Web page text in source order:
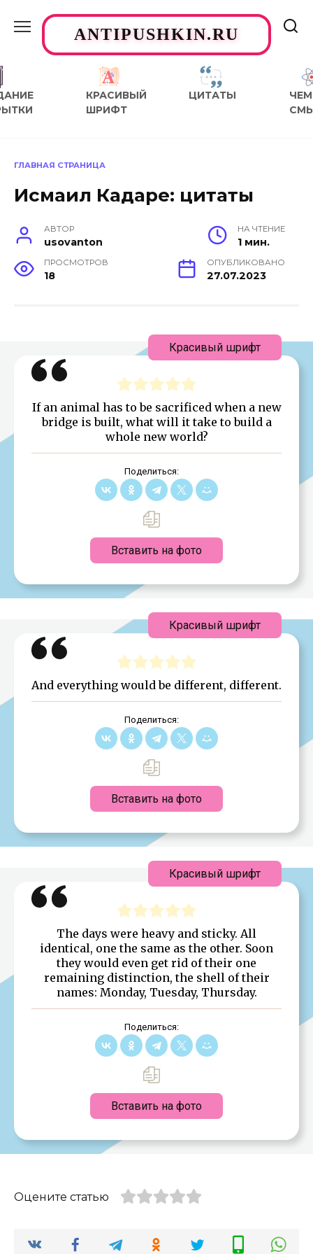
содержаниюANTIPUSHKIN.RU
КРАСИВЫЙ
ШРИФТ
ЦИТАТЫ
ЧЕМ
ГЛАВНАЯ СТРАНИЦА
Исмаил Кадаре: цитаты
АВТОР
usovanton
НА ЧТЕНИЕ
1 мин.
ПРОСМОТРОВ
18
ОПУБЛИКОВАНО
27.07.2023
If an animal has to be sacrificed when a new
bridge is built, what will it take to build a
whole new world?
Поделиться:
Вставить на фото
Красивый шрифт
And everything would be different, different.
Поделиться:
Вставить на фото
Красивый шрифт
The days were heavy and sticky. All
identical, one the same as the other. Soon
they would even get rid of their one
remaining distinction, the shell of their
names: Monday, Tuesday, Thursday.
Поделиться:
Вставить на фото
Красивый шрифт
Оцените статью